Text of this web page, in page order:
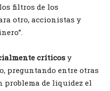
filtros de los
otro, accionistas y
críticos y
preguntando entre otras
problema de liquidez el